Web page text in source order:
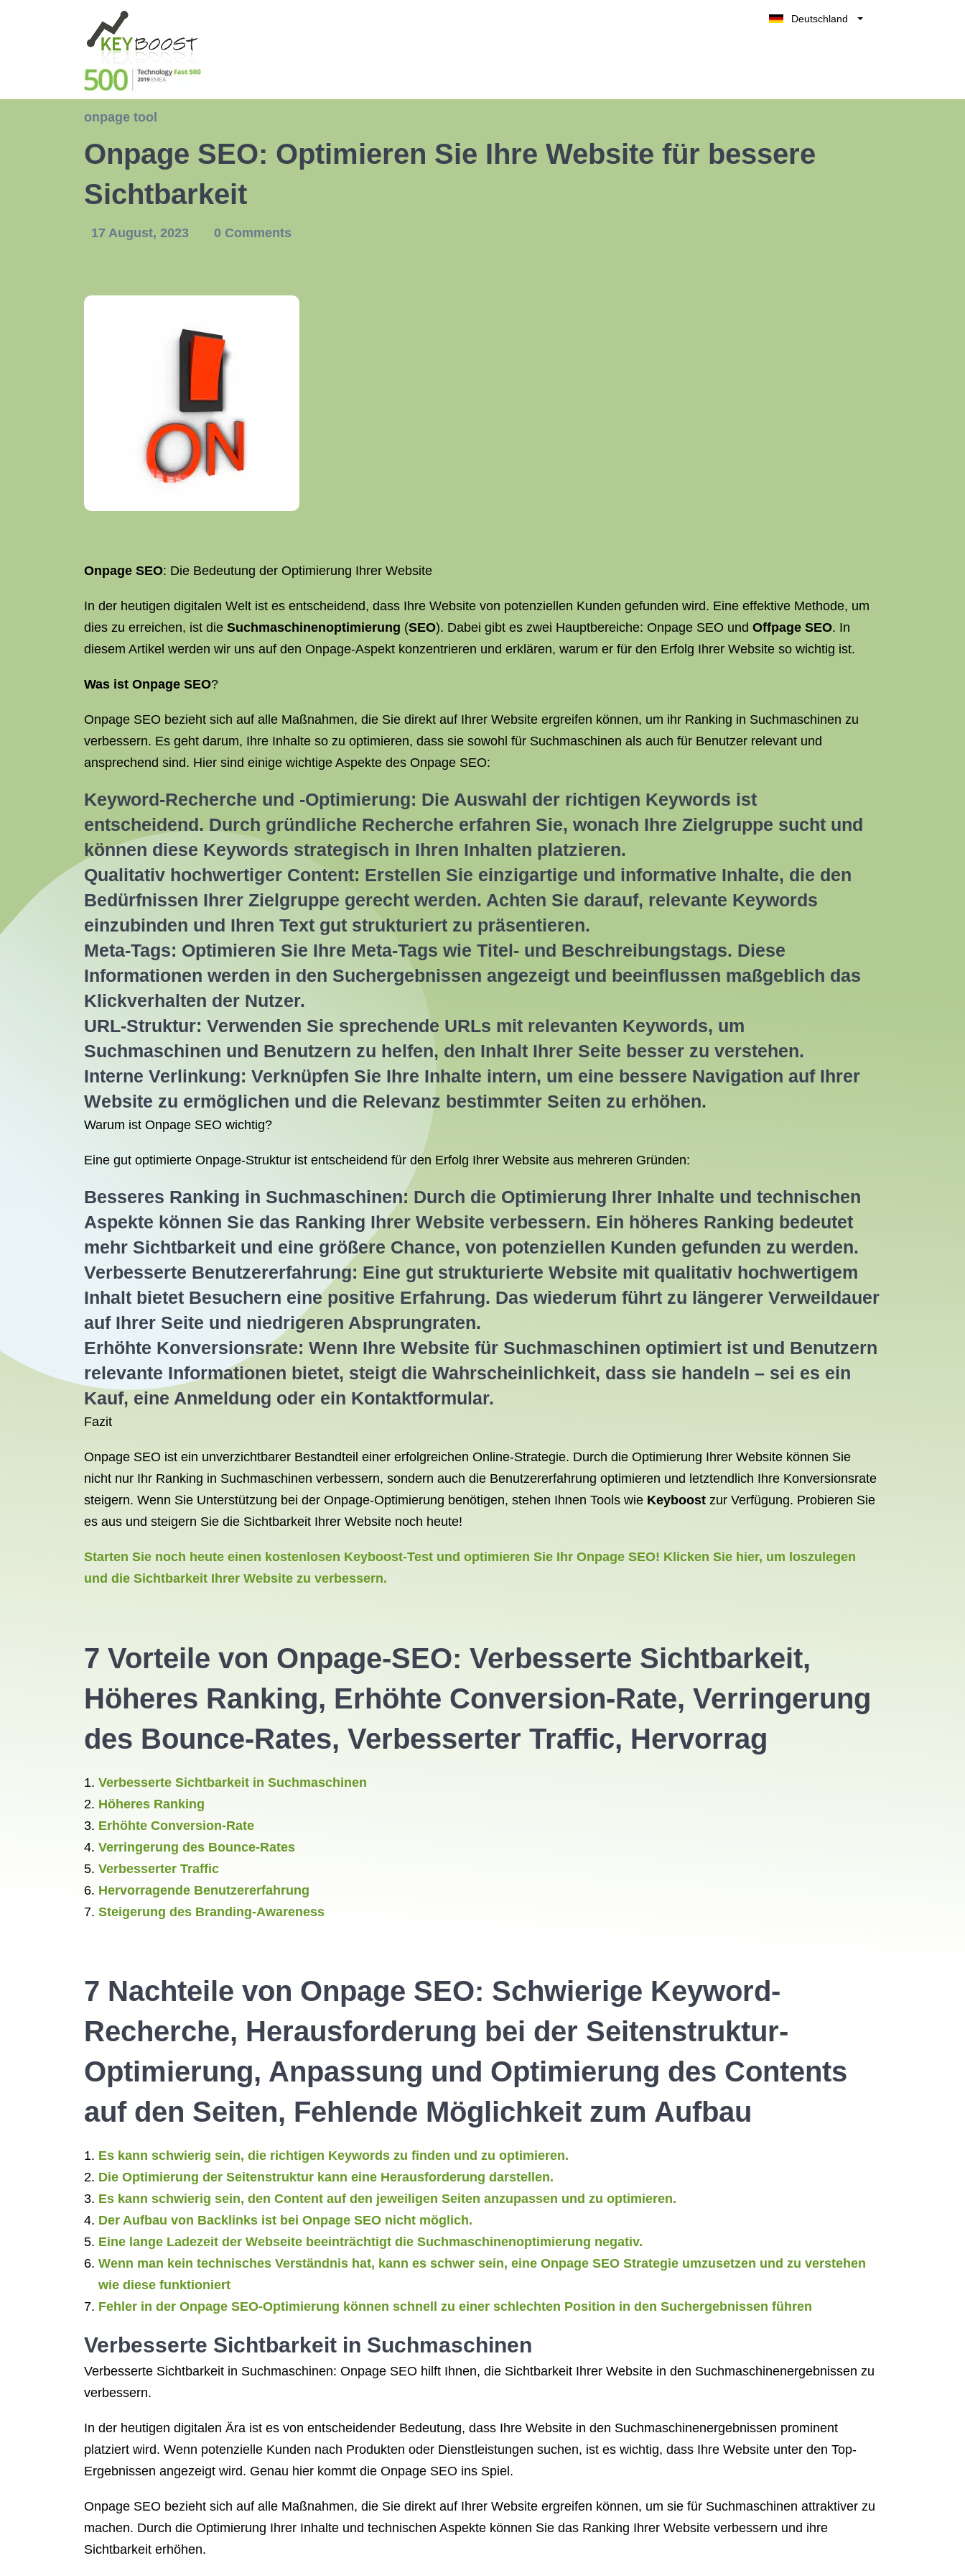
Deutschland
España
onpage tool
Onpage SEO: Optimieren Sie Ihre Website für bessere
Sichtbarkeit
17 August, 2023 0 Comments
Onpage SEO: Die Bedeutung der Optimierung Ihrer Website
In der heutigen digitalen Welt ist es entscheidend, dass Ihre Website von potenziellen Kunden gefunden wird. Eine effektive Methode, um
dies zu erreichen, ist die Suchmaschinenoptimierung (SEO). Dabei gibt es zwei Hauptbereiche: Onpage SEO und Offpage SEO. In
diesem Artikel werden wir uns auf den Onpage-Aspekt konzentrieren und erklären, warum er für den Erfolg Ihrer Website so wichtig ist.
Was ist Onpage SEO?
Onpage SEO bezieht sich auf alle Maßnahmen, die Sie direkt auf Ihrer Website ergreifen können, um ihr Ranking in Suchmaschinen zu
verbessern. Es geht darum, Ihre Inhalte so zu optimieren, dass sie sowohl für Suchmaschinen als auch für Benutzer relevant und
ansprechend sind. Hier sind einige wichtige Aspekte des Onpage SEO:
Keyword-Recherche und -Optimierung: Die Auswahl der richtigen Keywords ist
entscheidend. Durch gründliche Recherche erfahren Sie, wonach Ihre Zielgruppe sucht und
können diese Keywords strategisch in Ihren Inhalten platzieren.
Qualitativ hochwertiger Content: Erstellen Sie einzigartige und informative Inhalte, die den
Bedürfnissen Ihrer Zielgruppe gerecht werden. Achten Sie darauf, relevante Keywords
einzubinden und Ihren Text gut strukturiert zu präsentieren.
Meta-Tags: Optimieren Sie Ihre Meta-Tags wie Titel- und Beschreibungstags. Diese
Informationen werden in den Suchergebnissen angezeigt und beeinflussen maßgeblich das
Klickverhalten der Nutzer.
URL-Struktur: Verwenden Sie sprechende URLs mit relevanten Keywords, um
Suchmaschinen und Benutzern zu helfen, den Inhalt Ihrer Seite besser zu verstehen.
Interne Verlinkung: Verknüpfen Sie Ihre Inhalte intern, um eine bessere Navigation auf Ihrer
Website zu ermöglichen und die Relevanz bestimmter Seiten zu erhöhen.
Warum ist Onpage SEO wichtig?
Eine gut optimierte Onpage-Struktur ist entscheidend für den Erfolg Ihrer Website aus mehreren Gründen:
Besseres Ranking in Suchmaschinen: Durch die Optimierung Ihrer Inhalte und technischen
Aspekte können Sie das Ranking Ihrer Website verbessern. Ein höheres Ranking bedeutet
mehr Sichtbarkeit und eine größere Chance, von potenziellen Kunden gefunden zu werden.
Verbesserte Benutzererfahrung: Eine gut strukturierte Website mit qualitativ hochwertigem
Inhalt bietet Besuchern eine positive Erfahrung. Das wiederum führt zu längerer Verweildauer
auf Ihrer Seite und niedrigeren Absprungraten.
Erhöhte Konversionsrate: Wenn Ihre Website für Suchmaschinen optimiert ist und Benutzern
relevante Informationen bietet, steigt die Wahrscheinlichkeit, dass sie handeln – sei es ein
Kauf, eine Anmeldung oder ein Kontaktformular.
Fazit
Onpage SEO ist ein unverzichtbarer Bestandteil einer erfolgreichen Online-Strategie. Durch die Optimierung Ihrer Website können Sie
nicht nur Ihr Ranking in Suchmaschinen verbessern, sondern auch die Benutzererfahrung optimieren und letztendlich Ihre Konversionsrate
steigern. Wenn Sie Unterstützung bei der Onpage-Optimierung benötigen, stehen Ihnen Tools wie Keyboost zur Verfügung. Probieren Sie
es aus und steigern Sie die Sichtbarkeit Ihrer Website noch heute!
Starten Sie noch heute einen kostenlosen Keyboost-Test und optimieren Sie Ihr Onpage SEO! Klicken Sie hier, um loszulegen
und die Sichtbarkeit Ihrer Website zu verbessern.
7 Vorteile von Onpage-SEO: Verbesserte Sichtbarkeit,
Höheres Ranking, Erhöhte Conversion-Rate, Verringerung
des Bounce-Rates, Verbesserter Traffic, Hervorrag
Verbesserte Sichtbarkeit in Suchmaschinen
Höheres Ranking
Erhöhte Conversion-Rate
Verringerung des Bounce-Rates
Verbesserter Traffic
Hervorragende Benutzererfahrung
Steigerung des Branding-Awareness
7 Nachteile von Onpage SEO: Schwierige Keyword-
Recherche, Herausforderung bei der Seitenstruktur-
Optimierung, Anpassung und Optimierung des Contents
auf den Seiten, Fehlende Möglichkeit zum Aufbau
Es kann schwierig sein, die richtigen Keywords zu finden und zu optimieren.
Die Optimierung der Seitenstruktur kann eine Herausforderung darstellen.
Es kann schwierig sein, den Content auf den jeweiligen Seiten anzupassen und zu optimieren.
Der Aufbau von Backlinks ist bei Onpage SEO nicht möglich.
Eine lange Ladezeit der Webseite beeinträchtigt die Suchmaschinenoptimierung negativ.
Wenn man kein technisches Verständnis hat, kann es schwer sein, eine Onpage SEO Strategie umzusetzen und zu verstehen
wie diese funktioniert
Fehler in der Onpage SEO-Optimierung können schnell zu einer schlechten Position in den Suchergebnissen führen
Verbesserte Sichtbarkeit in Suchmaschinen
Verbesserte Sichtbarkeit in Suchmaschinen: Onpage SEO hilft Ihnen, die Sichtbarkeit Ihrer Website in den Suchmaschinenergebnissen zu
verbessern.
In der heutigen digitalen Ära ist es von entscheidender Bedeutung, dass Ihre Website in den Suchmaschinenergebnissen prominent
platziert wird. Wenn potenzielle Kunden nach Produkten oder Dienstleistungen suchen, ist es wichtig, dass Ihre Website unter den Top-
Ergebnissen angezeigt wird. Genau hier kommt die Onpage SEO ins Spiel.
Onpage SEO bezieht sich auf alle Maßnahmen, die Sie direkt auf Ihrer Website ergreifen können, um sie für Suchmaschinen attraktiver zu
machen. Durch die Optimierung Ihrer Inhalte und technischen Aspekte können Sie das Ranking Ihrer Website verbessern und ihre
Sichtbarkeit erhöhen.